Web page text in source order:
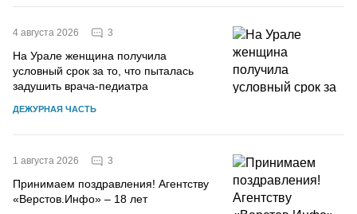
4 августа 2026 3
На Урале женщина получила
условный срок за то, что пыталась
задушить врача-педиатра
ДЕЖУРНАЯ ЧАСТЬ
1 августа 2026 3
Принимаем поздравления! Агентству
«Верстов.Инфо» – 18 лет